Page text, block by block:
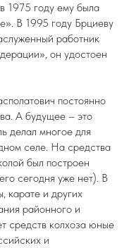
1975 году ему была
В 1995 году Брциеву
работник
он удостоен
постоянно
А будущее – это
делал многое для
селе. На средства
был построен
сегодня уже нет). В
карате и других
районного и
средств колхоза юные
и